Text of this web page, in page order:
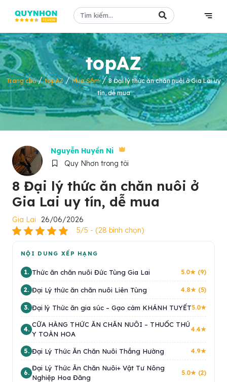
topAZ
Trang chủ/topAZ/Mua Sắm/8 Đại lý thức ăn chăn nuôi ở Gia Lai uy
tín, dễ mua
Nguyễn Huyền Ni
Quy Nhơn trong tôi
8 Đại lý thức ăn chăn nuôi ở
Gia Lai uy tín, dễ mua
Gia Lai
26/06/2026
5/5 - (28 bình chọn)
NỘI DUNG XẾP HẠNG
1. Thức ăn chăn nuôi Đức Tùng Gia Lai 5.0★ (9)
2. Đại Lý thức ăn chăn nuôi Liên Tùng 4.8★ (5)
3. Đại lý Thức ăn gia súc – Gạo cám KHÁNH TUYẾT5.0★
4.
CỮA HÀNG THỨC ĂN CHĂN NUÔI – THUỐC THÚ
Y TOÀN HOA
4.4★
5. Đại Lý Thức Ăn Chăn Nuôi Thắng Hường 4.9★
6.
Đại Lý Thức Ăn Chăn Nuôi+ Vật Tư Nông
Nghiệp Hoa Đăng
5.0★ (2)